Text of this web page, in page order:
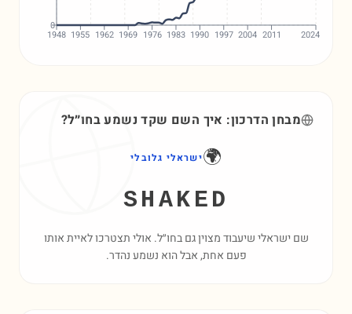
1948 1955 1962 1969 1976 1983 1990 1997 2004 2011 2024
0
מבחן הדרכון: איך השם שקדנשמע בחו״ל?
🌍ישראלי גלובלי
SHAKED
שם ישראלי שיעבוד מצוין גם בחו״ל. אולי תצטרכו לאיית אותו
פעם אחת, אבל הוא נשמע נהדר.